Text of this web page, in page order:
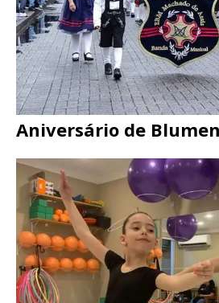
Aniversário de